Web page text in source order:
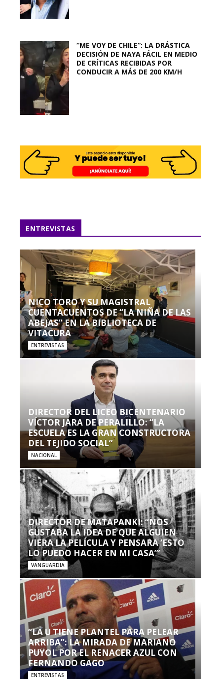
“ME VOY DE CHILE”: LA DRÁSTICA
DECISIÓN DE NAYA FÁCIL EN MEDIO
DE CRÍTICAS RECIBIDAS POR
CONDUCIR A MÁS DE 200 KM/H
ENTREVISTAS
NICO TORO Y SU MAGISTRAL
CUENTACUENTOS DE “LA NIÑA DE LAS
ABEJAS” EN LA BIBLIOTECA DE
VITACURA
ENTREVISTAS
DIRECTOR DEL LICEO BICENTENARIO
VÍCTOR JARA DE PERALILLO: “LA
ESCUELA ES LA GRAN CONSTRUCTORA
DEL TEJIDO SOCIAL”
NACIONAL
DIRECTOR DE MATAPANKI: “NOS
GUSTABA LA IDEA DE QUE ALGUIEN
VIERA LA PELÍCULA Y PENSARA ‘ESTO
LO PUEDO HACER EN MI CASA’”
VANGUARDIA
“LA U TIENE PLANTEL PARA PELEAR
ARRIBA”: LA MIRADA DE MARIANO
PUYOL POR EL RENACER AZUL CON
FERNANDO GAGO
ENTREVISTAS